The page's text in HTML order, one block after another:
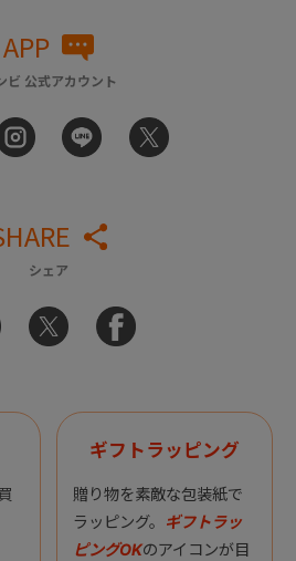
APP
ビ 公式アカウント
シェア
ギフトラッピング
贈り物を素敵な包装紙で
ラッピング。 ギフトラッ
ピングOKのアイコンが目